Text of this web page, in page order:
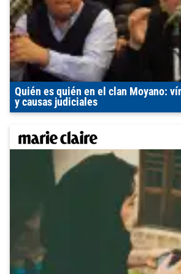
Quién es quién en el clan Moyano:
y causas judiciales